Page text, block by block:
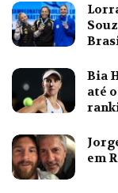
Bia
até
em